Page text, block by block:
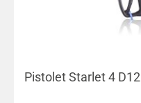
Pistolet Starlet 4 D12